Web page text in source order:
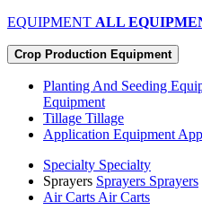
EQUIPMENT ALL
Crop Production Equipment
Planting And Seeding
Equipment
Tillage Tillage
Application Equipment
Specialty Specialty
Sprayers Sprayers Sprayers
Air Carts Air Carts